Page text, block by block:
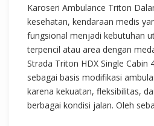
Karoseri Ambulance Triton
kesehatan, kendaraan medis
fungsional menjadi kebutuhan
terpencil atau area dengan
Strada Triton HDX Single Cabin
sebagai basis modifikasi
karena kekuatan, fleksibilitas,
berbagai kondisi jalan. Oleh